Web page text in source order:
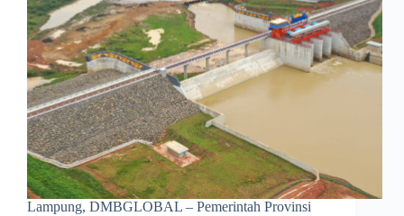
Lampung, DMBGLOBAL – Pemerintah Provinsi